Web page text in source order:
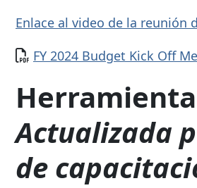
Enlace al video de la reunión
Documento
FY 2024 Budget Kick Off
Actualizada
de